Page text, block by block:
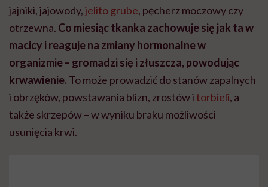
jajniki, jajowody,jelito grube, pęcherz moczowy czy
otrzewna. Co miesiąc tkanka zachowuje się jak ta w
macicy i reaguje na zmiany hormonalne w
organizmie – gromadzi się i złuszcza, powodując
krwawienie. To może prowadzić do stanów zapalnych
i obrzęków, powstawania blizn, zrostów itorbieli, a
także skrzepów – w wyniku braku możliwości
usunięcia krwi.